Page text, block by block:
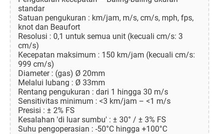
standar
Satuan pengukuran : km/jam, m/s, cm/s, mph, fps,
knot dan Beaufort
Resolusi : 0,1 untuk semua unit (kecuali cm/s: 3
cm/s)
Kecepatan maksimum : 150 km/jam (kecuali cm/s:
999 cm/s)
Diameter : (gas) Ø 20mm
Melalui lubang : Ø 33mm
Rentang pengukuran : dari 1 hingga 30 m/s
Sensitivitas minimum : <3 km/jam – <1 m/s
Presisi : ± 2% FS
Kesalahan 'di luar sumbu' : ± 30° / ± 3% FS
Suhu pengoperasian : -50°C hingga +100°C